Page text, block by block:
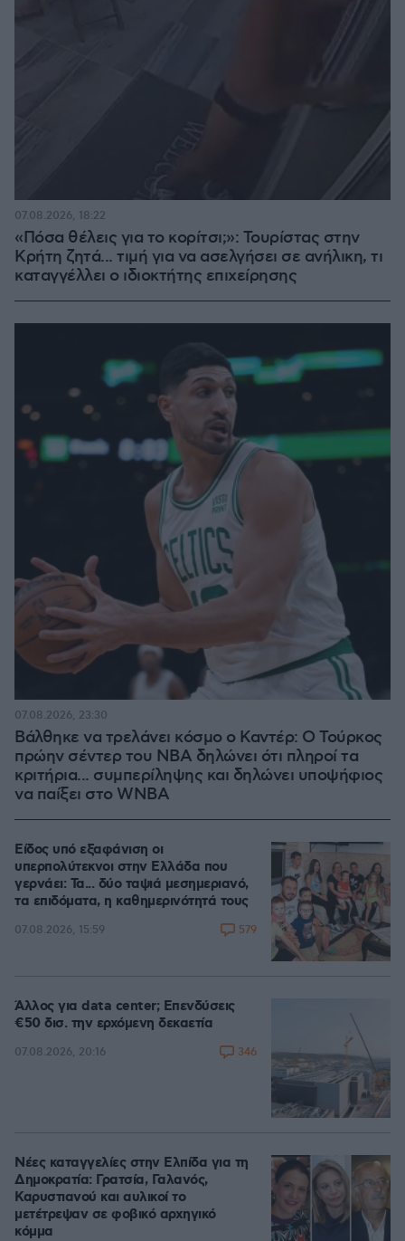
«Πόσα θέλεις για το κορίτσι;»: Τουρίστας στην
Κρήτη ζητά... τιμή για να ασελγήσει σε ανήλικη, τι
καταγγέλλει ο ιδιοκτήτης επιχείρησης
07.08.2026, 18:22
Βάλθηκε να τρελάνει κόσμο ο Καντέρ: Ο Τούρκος
πρώην σέντερ του NBA δηλώνει ότι πληροί τα
κριτήρια... συμπερίληψης και δηλώνει υποψήφιος
να παίξει στο WNBA
07.08.2026, 23:30
Είδος υπό εξαφάνιση οι
υπερπολύτεκνοι στην Ελλάδα που
γερνάει: Τα... δύο ταψιά μεσημεριανό,
τα επιδόματα, η καθημερινότητά τους
07.08.2026, 15:59 579
Άλλος για data center; Επενδύσεις
€50 δισ. την ερχόμενη δεκαετία
07.08.2026, 20:16 346
Νέες καταγγελίες στην Ελπίδα για τη
Δημοκρατία: Γρατσία, Γαλανός,
Καρυστιανού και αυλικοί το
μετέτρεψαν σε φοβικό αρχηγικό
κόμμα